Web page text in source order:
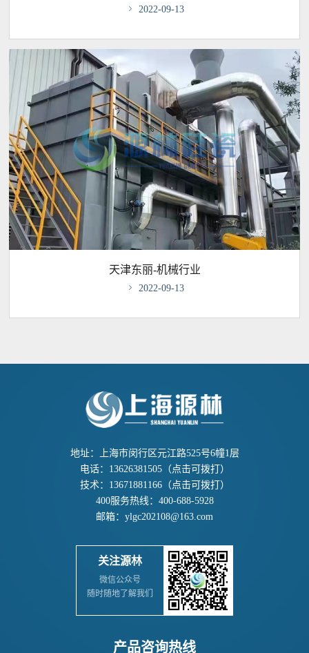
 2022-09-13
天津东丽-机械行业
 2022-09-13
地址：上海市闵行区元江路525号6幢1层
电话： 13626381505（点击可拨打）
技术： 13671881166（点击可拨打）
400服务热线： 400-688-5928
邮箱： ylgc202108@163.com
关注源林
微信公众号
随时随地了解我们
产品咨询热线